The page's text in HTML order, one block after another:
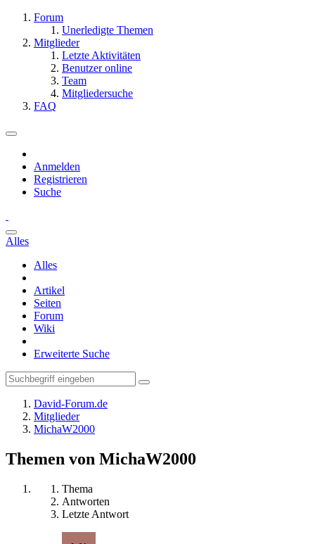
Forum
Unerledigte Themen
Mitglieder
Letzte Aktivitäten
Benutzer online
Team
Mitgliedersuche
FAQ
Anmelden
Registrieren
Suche
Alles
Alles
Artikel
Seiten
Forum
Wiki
Erweiterte Suche
David-Forum.de
Mitglieder
MichaW2000
Themen von MichaW2000
Thema
Antworten
Letzte Antwort